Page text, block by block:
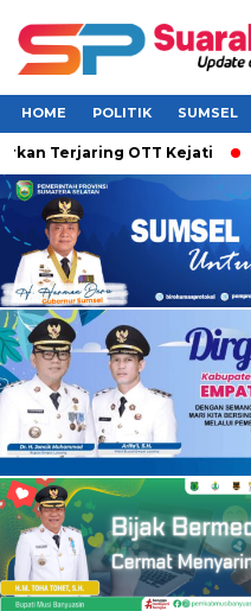
HOME POLITIK SUMSEL
Terjaring OTT Kejati